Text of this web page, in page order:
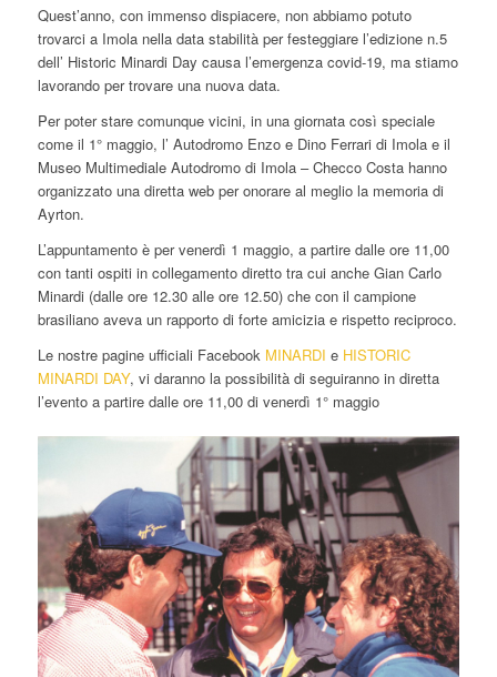
Quest’anno, con immenso dispiacere, non abbiamo potuto
trovarci a Imola nella data stabilità per festeggiare l’edizione n.5
dell’ Historic Minardi Day causa l’emergenza covid-19, ma stiamo
lavorando per trovare una nuova data.
Per poter stare comunque vicini, in una giornata così speciale
come il 1° maggio, l’ Autodromo Enzo e Dino Ferrari di Imola e il
Museo Multimediale Autodromo di Imola – Checco Costa hanno
organizzato una diretta web per onorare al meglio la memoria di
Ayrton.
L’appuntamento è per venerdì 1 maggio, a partire dalle ore 11,00
con tanti ospiti in collegamento diretto tra cui anche Gian Carlo
Minardi (dalle ore 12.30 alle ore 12.50) che con il campione
brasiliano aveva un rapporto di forte amicizia e rispetto reciproco.
Le nostre pagine ufficiali Facebook MINARDI e HISTORIC
MINARDI DAY, vi daranno la possibilità di seguiranno in diretta
l’evento a partire dalle ore 11,00 di venerdì 1° maggio